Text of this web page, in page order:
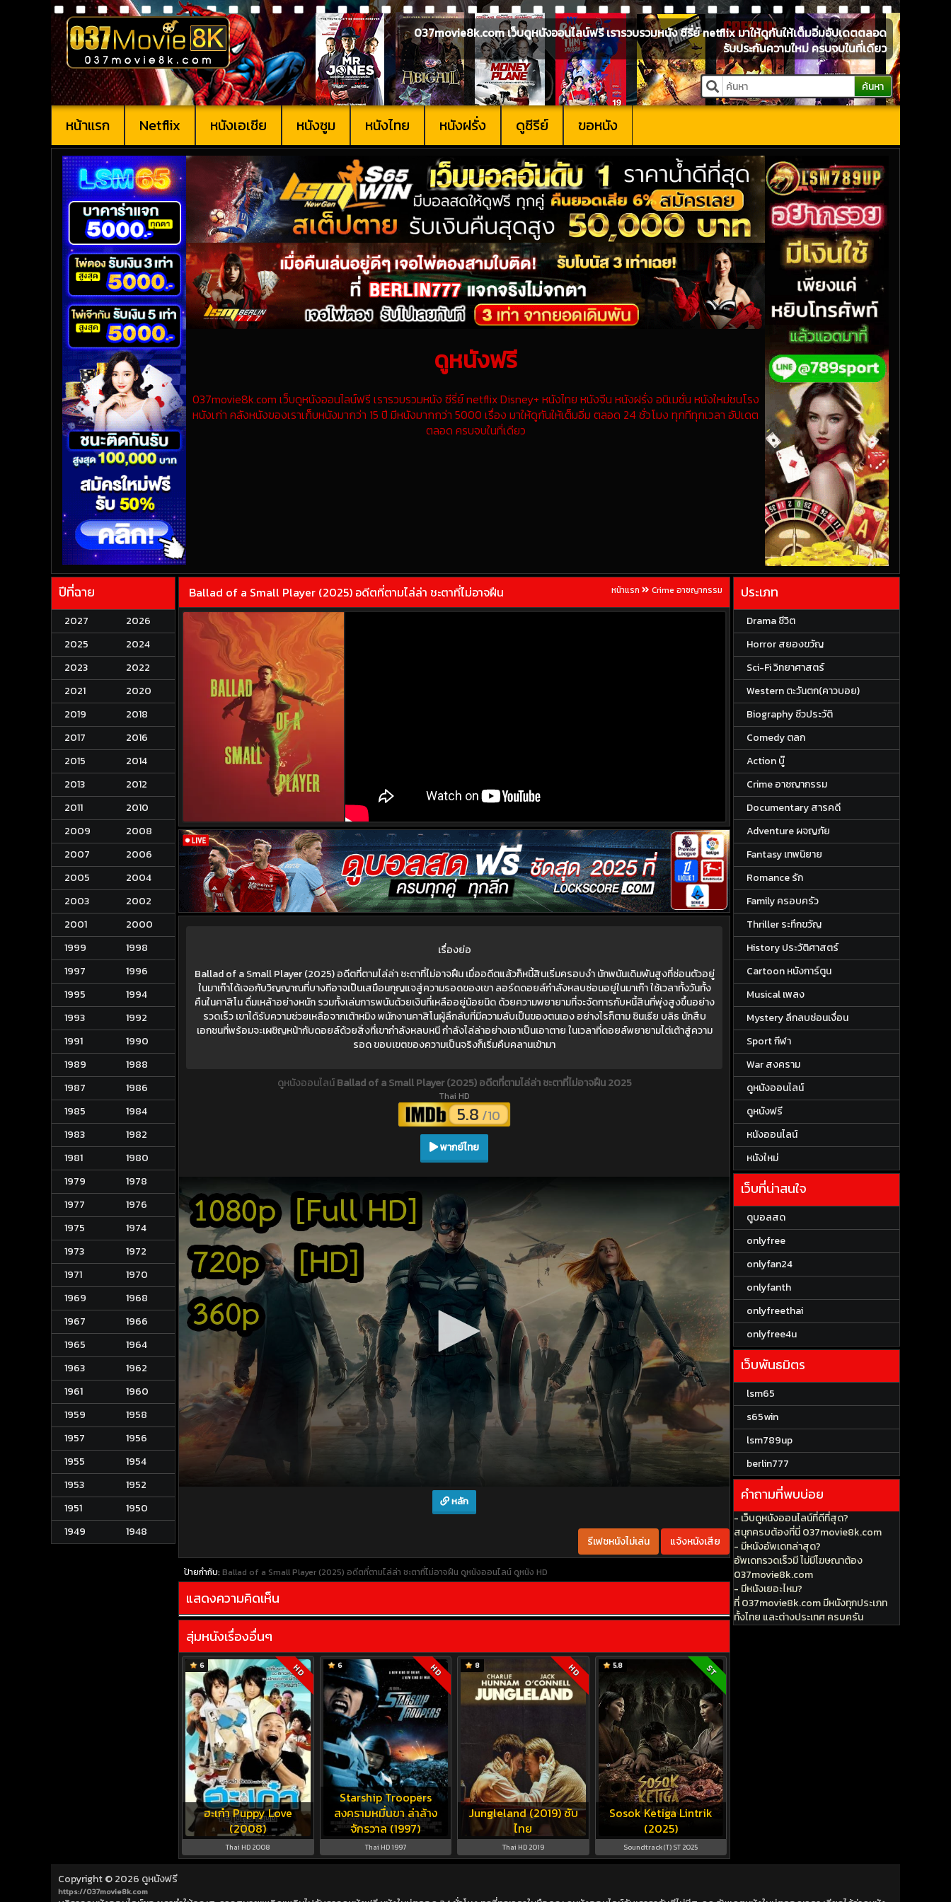
037movie8k.com เว็บดูหนังออนไลน์ฟรี เรารวบรวมหนัง ซีรี่ย์ netflix มาให้ดูกันให้เต็มอิ่มอัปเดตตลอด
รับประกันความใหม่ ครบจบในที่เดียว
ค้นหา
หน้าแรก Netflix หนังเอเชีย หนังซูม หนังไทย หนังฝรั่ง ดูซีรีย์ ขอหนัง
ดูหนังฟรี
037movie8k.com เว็บดูหนังออนไลน์ฟรี เรารวบรวมหนัง ซีรี่ย์ netflix Disney+ หนังไทย หนังจีน หนังฝรั่ง อนิเมชั่น หนังใหม่ชนโรง
หนังเก่า คลังหนังของเราเก็บหนังมากว่า 15 ปี มีหนังมากกว่า 5000 เรื่อง มาให้ดูกันให้เต็มอิ่ม ตลอด 24 ชั่วโมง ทุกทีทุกเวลา อัปเดต
ตลอด ครบจบในที่เดียว
ปีที่ฉาย
2027
2026
2025
2024
2023
2022
2021
2020
2019
2018
2017
2016
2015
2014
2013
2012
2011
2010
2009
2008
2007
2006
2005
2004
2003
2002
2001
2000
1999
1998
1997
1996
1995
1994
1993
1992
1991
1990
1989
1988
1987
1986
1985
1984
1983
1982
1981
1980
1979
1978
1977
1976
1975
1974
1973
1972
1971
1970
1969
1968
1967
1966
1965
1964
1963
1962
1961
1960
1959
1958
1957
1956
1955
1954
1953
1952
1951
1950
1949
1948
Ballad of a Small Player (2025) อดีตที่ตามไล่ล่า ชะตาที่ไม่อาจฝืน หน้าแรก Crime อาชญากรรม
เรื่องย่อ
Ballad of a Small Player (2025) อดีตที่ตามไล่ล่า ชะตาที่ไม่อาจฝืน เมื่ออดีตแล้วก็หนี้สินเริ่มครอบงำ นักพนันเดิมพันสูงที่ซ่อนตัวอยู่
ในมาเก๊าได้เจอกับวิญญาณที่บางทีอาจเป็นเสมือนกุญแจสู่ความรอดของเขา ลอร์ดดอยล์กำลังหลบซ่อนอยู่ในมาเก๊า ใช้เวลาทั้งวันทั้ง
คืนในคาสิโน ดื่มเหล้าอย่างหนัก รวมทั้งเล่นการพนันด้วยเงินที่เหลืออยู่น้อยนิด ด้วยความพยายามที่จะจัดการกับหนี้สินที่พุ่งสูงขึ้นอย่าง
รวดเร็ว เขาได้รับความช่วยเหลือจากเต้าหมิง พนักงานคาสิโนผู้ลึกลับที่มีความลับเป็นของตนเอง อย่างไรก็ตาม ซินเธีย บลิธ นักสืบ
เอกชนที่พร้อมจะเผชิญหน้ากับดอยล์ด้วยสิ่งที่เขากำลังหลบหนี กำลังไล่ล่าอย่างเอาเป็นเอาตาย ในเวลาที่ดอยล์พยายามไต่เต้าสู่ความ
รอด ขอบเขตของความเป็นจริงก็เริ่มคืบคลานเข้ามา
ดูหนังออนไลน์Ballad of a Small Player (2025) อดีตที่ตามไล่ล่า ชะตาที่ไม่อาจฝืน 2025
Thai HD
5.8 /10
พากย์ไทย
หลัก
รีเฟชหนังไม่เล่น แจ้งหนังเสีย
ป้ายกำกับ: Ballad of a Small Player (2025) อดีตที่ตามไล่ล่า ชะตาที่ไม่อาจฝืน ดูหนังออนไลน์ ดูหนัง HD
แสดงความคิดเห็น
สุ่มหนังเรื่องอื่นๆ
ฮะเก๋า Puppy Love
(2008)
6 HD
Thai HD 2008
Starship Troopers
สงครามหมื่นขา ล่าล้าง
จักรวาล (1997)
6 HD
Thai HD 1997
Jungleland (2019) ซับ
ไทย
8 HD
Thai HD 2019
Sosok Ketiga Lintrik
(2025)
5.8 ST
Soundtrack(T) ST 2025
ประเภท
Drama ชีวิต
Horror สยองขวัญ
Sci-Fi วิทยาศาสตร์
Western ตะวันตก(คาวบอย)
Biography ชีวประวัติ
Comedy ตลก
Action บู๊
Crime อาชญากรรม
Documentary สารคดี
Adventure ผจญภัย
Fantasy เทพนิยาย
Romance รัก
Family ครอบครัว
Thriller ระทึกขวัญ
History ประวัติศาสตร์
Cartoon หนังการ์ตูน
Musical เพลง
Mystery ลึกลบซ่อนเงื่อน
Sport กีฬา
War สงคราม
ดูหนังออนไลน์
ดูหนังฟรี
หนังออนไลน์
หนังใหม่
เว็บที่น่าสนใจ
ดูบอลสด
onlyfree
onlyfan24
onlyfanth
onlyfreethai
onlyfree4u
เว็บพันธมิตร
lsm65
s65win
lsm789up
berlin777
คำถามที่พบบ่อย
- เว็บดูหนังออนไลน์ที่ดีที่สุด?
สนุกครบต้องที่นี่ 037movie8k.com
- มีหนังอัพเดทล่าสุด?
อัพเดทรวดเร็วมี ไม่มีโฆษณาต้อง
037movie8k.com
- มีหนังเยอะไหม?
ที่ 037movie8k.com มีหนังทุกประเภท
ทั้งไทย และต่างประเทศ ครบครัน
Copyright © 2026 ดูหนังฟรี
https://037movie8k.com